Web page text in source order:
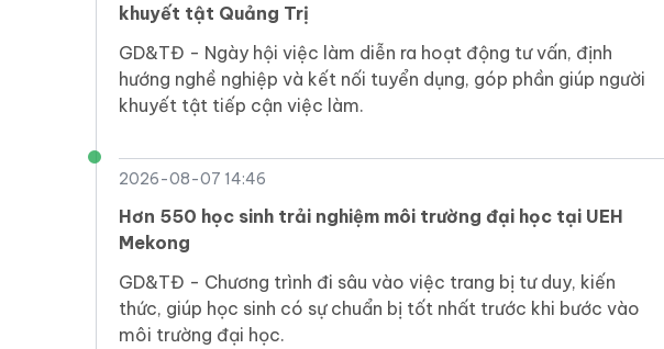
khuyết tật Quảng Trị
GD&TĐ - Ngày hội việc làm diễn ra hoạt động tư vấn, định
hướng nghề nghiệp và kết nối tuyển dụng, góp phần giúp người
khuyết tật tiếp cận việc làm.
2026-08-07 14:46
Hơn 550 học sinh trải nghiệm môi trường đại học tại UEH
Mekong
GD&TĐ - Chương trình đi sâu vào việc trang bị tư duy, kiến
thức, giúp học sinh có sự chuẩn bị tốt nhất trước khi bước vào
môi trường đại học.